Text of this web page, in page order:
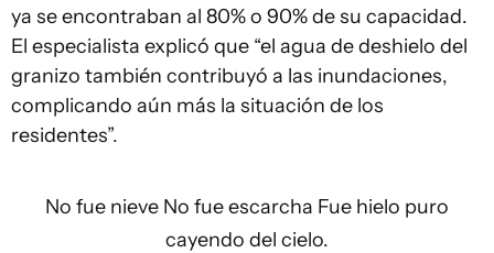
ya se encontraban al 80% o 90% de su capacidad.
El especialista explicó que “el agua de deshielo del
granizo también contribuyó a las inundaciones,
complicando aún más la situación de los
residentes”.
No fue nieve No fue escarcha Fue hielo puro
cayendo del cielo.